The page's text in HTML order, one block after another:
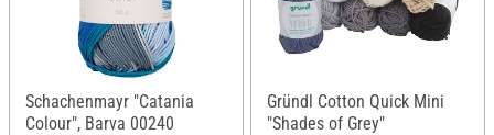
Schachenmayr "Catania
Colour", Barva 00240
Gründl Cotton Quick Mini
"Shades of Grey"